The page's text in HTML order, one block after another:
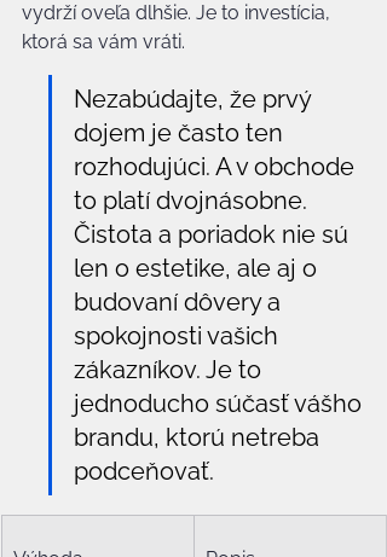
vydrží oveľa dlhšie. Je to investícia,
ktorá sa vám vráti.
Nezabúdajte, že prvý
dojem je často ten
rozhodujúci. A v obchode
to platí dvojnásobne.
Čistota a poriadok nie sú
len o estetike, ale aj o
budovaní dôvery a
spokojnosti vašich
zákazníkov. Je to
jednoducho súčasť vášho
brandu, ktorú netreba
podceňovať.